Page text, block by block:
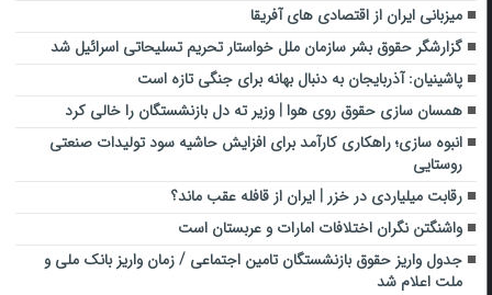
میزبانی ایران از اقتصادی های آفریقا
گزارشگر حقوق بشر سازمان ملل خواستار تحریم تسلیحاتی اسرائیل شد
پاشینیان: آذربایجان به دنبال بهانه برای جنگی تازه است
همسان سازی حقوق روی هوا | وزیر ته دل بازنشستگان را خالی کرد
انبوه سازی؛ راهکاری کارآمد برای افزایش حاشیه سود تولیدات صنعتی
روستایی
رقابت میلیاردی در خزر | ایران از قافله عقب ماند؟
واشنگتن نگران اختلافات امارات و عربستان است
جدول واریز حقوق بازنشستگان تامین اجتماعی / زمان واریز بانک ملی و
ملت اعلام شد